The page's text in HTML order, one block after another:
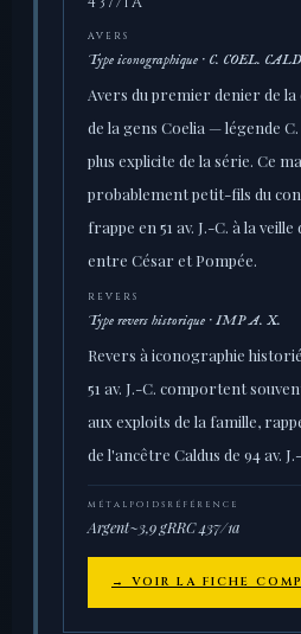
AVERS
Type iconographique · C. COEL.
Avers du premier denier de
de la gens Coelia — légende C.
plus explicite de la série. Ce
probablement petit-fils du
frappe en 51 av. J.-C. à la
entre César et Pompée.
REVERS
Type revers historique · IMP A. X.
Revers à iconographie
51 av. J.-C. comportent
aux exploits de la famille,
de l'ancêtre Caldus de 94 av.
MÉTAL
Argent
POIDS
~3,9 g
RÉFÉRENCE
RRC 437/1a
→ VOIR LA FICHE